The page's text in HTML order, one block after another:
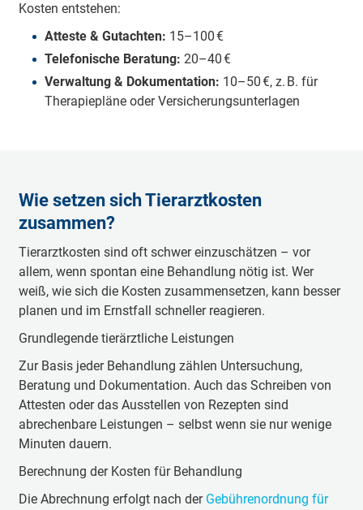
Kosten entstehen:
Atteste & Gutachten: 15–100 €
Telefonische Beratung: 20–40 €
Verwaltung & Dokumentation: 10–50 €, z. B. für
Therapiepläne oder Versicherungsunterlagen
Wie setzen sich Tierarztkosten
zusammen?
Tierarztkosten sind oft schwer einzuschätzen – vor
allem, wenn spontan eine Behandlung nötig ist. Wer
weiß, wie sich die Kosten zusammensetzen, kann besser
planen und im Ernstfall schneller reagieren.
Grundlegende tierärztliche Leistungen
Zur Basis jeder Behandlung zählen Untersuchung,
Beratung und Dokumentation. Auch das Schreiben von
Attesten oder das Ausstellen von Rezepten sind
abrechenbare Leistungen – selbst wenn sie nur wenige
Minuten dauern.
Berechnung der Kosten für Behandlung
Die Abrechnung erfolgt nach der Gebührenordnung für